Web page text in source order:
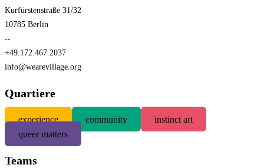
Kurfürstenstraße 31/32
10785 Berlin
--
+49.172.467.2037
info@wearevillage.org
Quartiere
experience community
instinct art
queer matters
Teams